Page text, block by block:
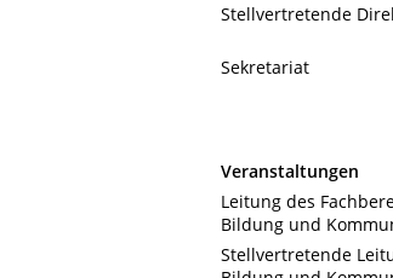
Stellvertretende
Sekretariat
Veranstaltungen
Leitung des
Bildung und
Stellvertretende